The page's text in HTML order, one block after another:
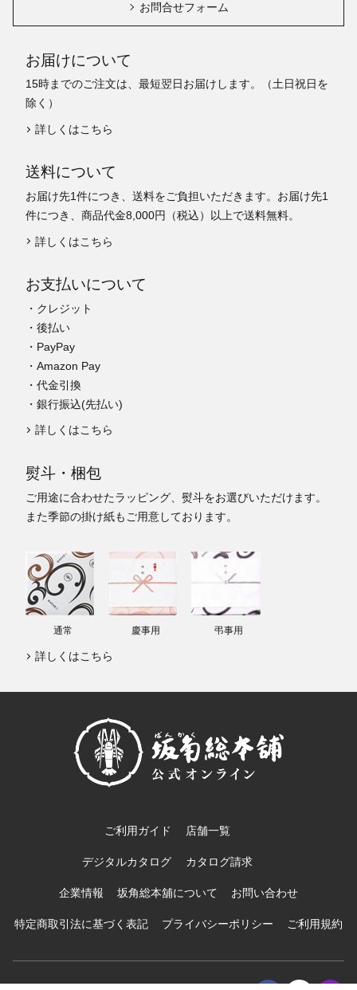
お問合せフォーム
お届けについて
15時までのご注文は、最短翌日お届けします。（土日祝日を
除く）
詳しくはこちら
送料について
お届け先1件につき、送料をご負担いただきます。お届け先1
件につき、商品代金8,000円（税込）以上で送料無料。
詳しくはこちら
お支払いについて
・クレジット
・後払い
・PayPay
・Amazon Pay
・代金引換
・銀行振込(先払い)
詳しくはこちら
熨斗・梱包
ご用途に合わせたラッピング、熨斗をお選びいただけます。
また季節の掛け紙もご用意しております。
通常 慶事用 弔事用
詳しくはこちら
ご利用ガイド 店舗一覧
デジタルカタログ カタログ請求
企業情報 坂角総本舖について お問い合わせ
特定商取引法に基づく表記 プライバシーポリシー ご利用規約